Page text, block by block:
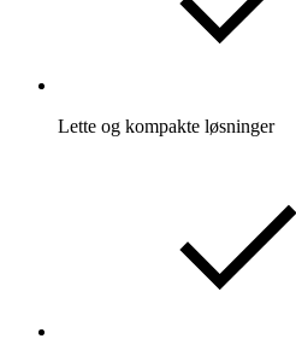
Lette og kompakte løsninger